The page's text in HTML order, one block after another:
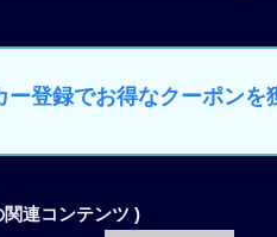
登録でお得なクーポンを
連コンテンツ )